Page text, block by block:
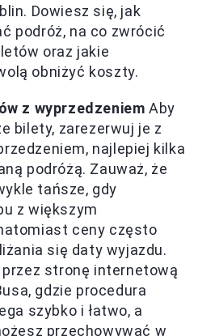
Dowiesz się, jak
podróż, na co zwrócić
oraz jakie
obniżyć koszty.
z wyprzedzeniem Aby
bilety, zarezerwuj je z
najlepiej kilka
podróżą. Zauważ, że
tańsze, gdy
z większym
ceny często
się daty wyjazdu.
stronę internetową
gdzie procedura
szybko i łatwo, a
przechowywać w